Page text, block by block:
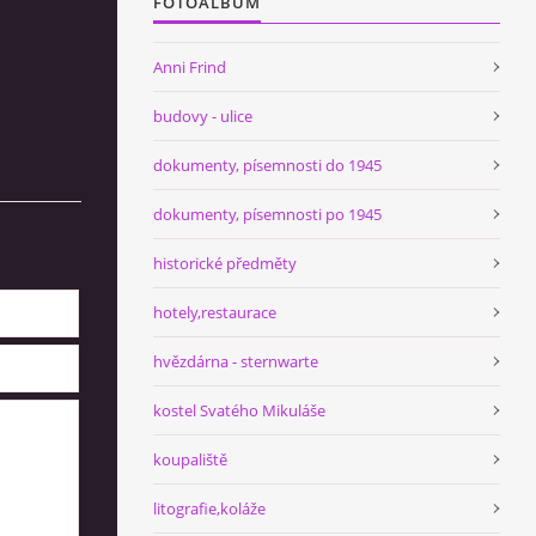
Anni Frind
budovy - ulice
dokumenty, písemnosti do 1945
dokumenty, písemnosti po 1945
historické předměty
hotely,restaurace
hvězdárna - sternwarte
kostel Svatého Mikuláše
koupaliště
litografie,koláže